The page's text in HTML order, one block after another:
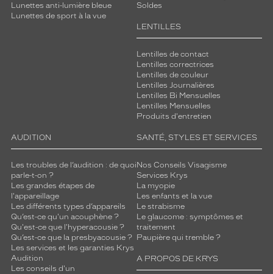
Lunettes anti-lumière bleue
Lunettes de sport à la vue
Soldes
LENTILLES
Lentilles de contact
Lentilles correctrices
Lentilles de couleur
Lentilles Journalières
Lentilles Bi Mensuelles
Lentilles Mensuelles
Produits d'entretien
AUDITION
Les troubles de l’audition : de quoi
parle-t-on ?
Les grandes étapes de
l'appareillage
Les différents types d’appareils
Qu’est-ce qu'un acouphène ?
Qu'est-ce que l'hyperacousie ?
Qu’est-ce que la presbyacousie ?
Les services et les garanties Krys
Audition
Les conseils d'un
SANTÉ, STYLES ET SERVICES
Nos Conseils Visagisme
Services Krys
La myopie
Les enfants et la vue
Le strabisme
Le glaucome : symptômes et
traitement
Paupière qui tremble ?
A PROPOS DE KRYS